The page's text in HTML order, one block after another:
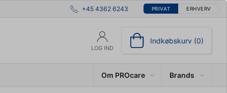
+45 4362 6243 PRIVAT ERHVERV
LOG IND
Indkøbskurv (0)
Om PROcare Brands